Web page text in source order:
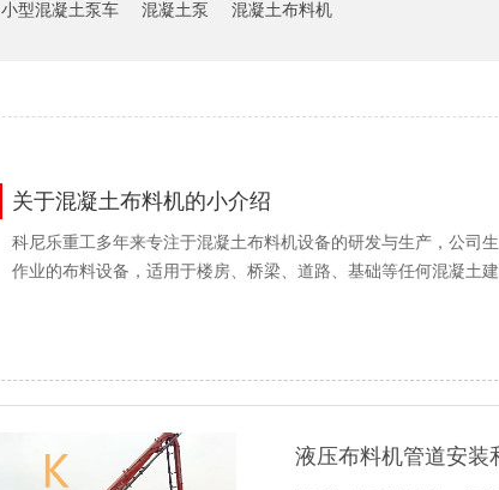
小型混凝土泵车 混凝土泵 混凝土布料机
关于混凝土布料机的小介绍
科尼乐重工多年来专注于混凝土布料机设备的研发与生产，公司
作业的布料设备，适用于楼房、桥梁、道路、基础等任何混凝土建
液压布料机管道安装